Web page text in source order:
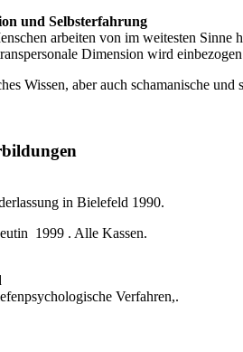
und Selbsterfahrung
arbeiten von im weitesten Sinne
Dimension wird
Wissen, aber auch schamanische
in Bielefeld 1990.
1999 . Alle Kassen.
Verfahren,.